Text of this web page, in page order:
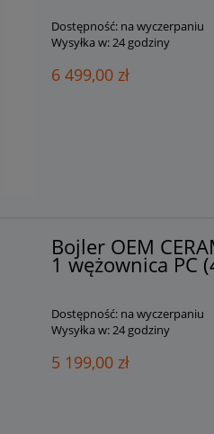
Dostępność: na wyczerpaniu
Wysyłka w:24 godziny
6 499,00 zł
Bojler OEM
1 wężownica PC
Dostępność: na wyczerpaniu
Wysyłka w: 24 godziny
5 199,00 zł